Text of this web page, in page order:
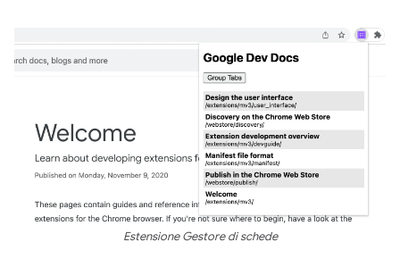
Estensione Gestore di schede